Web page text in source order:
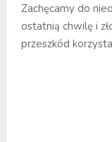
Zachęcamy do
ostatnią chwilę i
przeszkód